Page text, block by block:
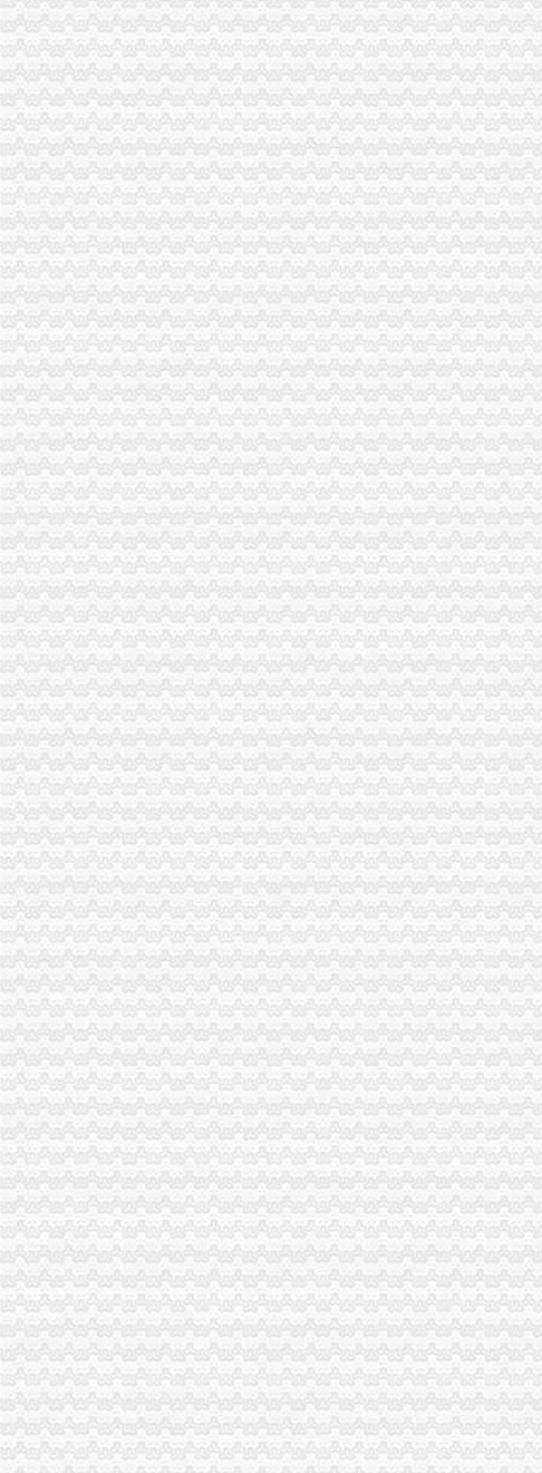
市局副局长陈文渝对全市地理标志工作提出三点要求
市局副局长陈文渝到垫江局检查食品安全监管工作
忠县局结合县域实服务涉农企业
梁平局福禄所“123”举措全面开展高危行业安全排查
黔江局城西所一制三关五排查化高危行业监管
荣昌局发挥职能作用创建知识产权保护模范城市
酉局积开展安全排查工作
璧山局四举措纠正公共服务行业不正之风
高新园局“三加三确保”积开展安全排查工作
石柱局突出“三”提高干部教育培训效果
巫山局推行四项制度优化旅游市场环境
沙坪坝局突出四个抓手展开虚招生广告整
南岸局核发件食品流通许可
巫溪局尖山所推行“周会月报”制提升工作绩效
市局副局长陈文渝率队到石柱局检查指导工作
涪陵区消委会“五法并举”索维权新体系
巫溪局尖山所“三转变”促政务信息上台阶
大足局发挥职能作用净化文化环境
永川局积创新实践执法办案体制机制成效显现
万州局“春天的脚步·万州知名企业夺标放谈”电视访谈节目引起烈响
库区家风险投资公司落户忠县
市局召开商标专用权质押工作座谈会
总局召开竞争执法工作会议部署下一步工作
北部新区管委会领导到经开区局检查指导工作
垫江局高安所加大春茧市场监管维护农民利益
经开园局搞好说理行政处罚文书使用的“升级”培训
秀山局五措并举提高年检工作效率
巫山局官渡所创新举措助推返乡农民工创业就业成效显著
永川局“红绿灯”行政预规范公共服务行业行为
九龙坡局杨家坪所推行三种机制规范执法行为